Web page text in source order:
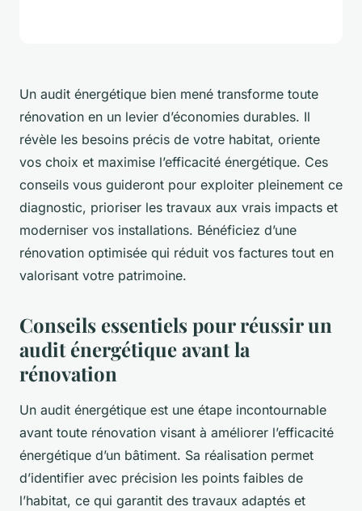
Un audit énergétique bien mené transforme toute
rénovation en un levier d’économies durables. Il
révèle les besoins précis de votre habitat, oriente
vos choix et maximise l’efficacité énergétique. Ces
conseils vous guideront pour exploiter pleinement ce
diagnostic, prioriser les travaux aux vrais impacts et
moderniser vos installations. Bénéficiez d’une
rénovation optimisée qui réduit vos factures tout en
valorisant votre patrimoine.
Conseils essentiels pour réussir un
audit énergétique avant la
rénovation
Un audit énergétique est une étape incontournable
avant toute rénovation visant à améliorer l’efficacité
énergétique d’un bâtiment. Sa réalisation permet
d’identifier avec précision les points faibles de
l’habitat, ce qui garantit des travaux adaptés et